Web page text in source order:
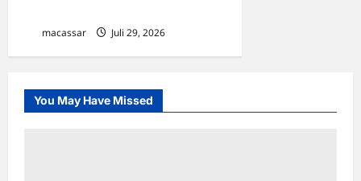
macassar Juli 29, 2026
You May Have Missed